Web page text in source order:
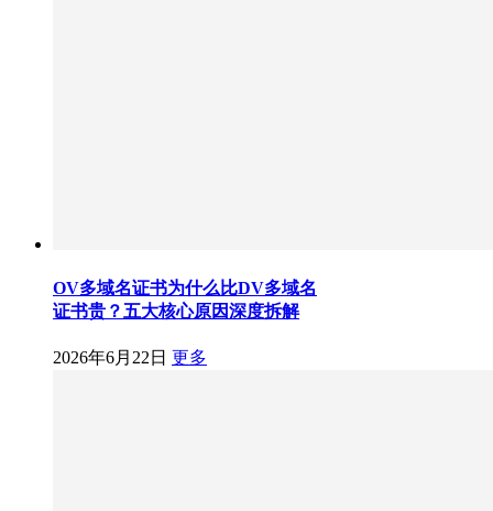
OV多域名证书为什么比DV多域名
证书贵？五大核心原因深度拆解
2026年6月22日 更多